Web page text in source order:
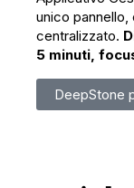
unico
centralizzato.
5 minuti,
DeepStone